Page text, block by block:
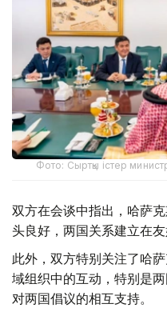
Фото: Сыртқы істер
双方在会谈中指出，哈萨
头良好，两国关系建立在
此外，双方特别关注了哈
域组织中的互动，特别是
对两国倡议的相互支持。